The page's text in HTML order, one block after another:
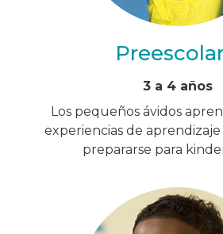
3 a 4 años
Los pequeños ávidos
experiencias de
prepararse para